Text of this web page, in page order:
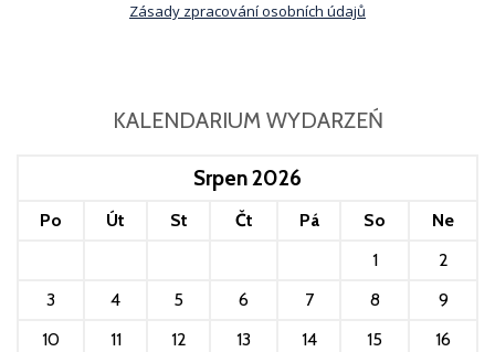
Zásady zpracování osobních údajů
KALENDARIUM WYDARZEŃ
Srpen 2026
Po Út St Čt Pá So
Ne
1
2
3
4 5 6 7 8
9
10
11 12 13 14 15
16